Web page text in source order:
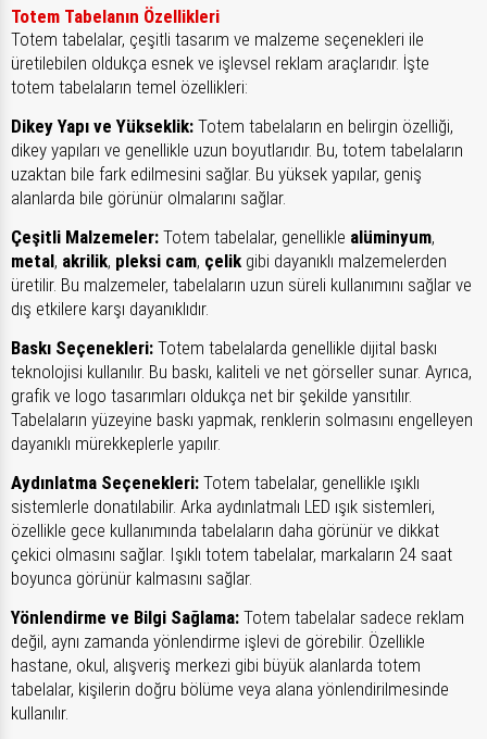
Totem Tabelanın Özellikleri
Totem tabelalar, çeşitli tasarım ve malzeme seçenekleri ile
üretilebilen oldukça esnek ve işlevsel reklam araçlarıdır. İşte
totem tabelaların temel özellikleri:
Dikey Yapı ve Yükseklik: Totem tabelaların en belirgin özelliği,
dikey yapıları ve genellikle uzun boyutlarıdır. Bu, totem tabelaların
uzaktan bile fark edilmesini sağlar. Bu yüksek yapılar, geniş
alanlarda bile görünür olmalarını sağlar.
Çeşitli Malzemeler: Totem tabelalar, genellikle alüminyum,
metal, akrilik, pleksi cam, çelik gibi dayanıklı malzemelerden
üretilir. Bu malzemeler, tabelaların uzun süreli kullanımını sağlar ve
dış etkilere karşı dayanıklıdır.
Baskı Seçenekleri: Totem tabelalarda genellikle dijital baskı
teknolojisi kullanılır. Bu baskı, kaliteli ve net görseller sunar. Ayrıca,
grafik ve logo tasarımları oldukça net bir şekilde yansıtılır.
Tabelaların yüzeyine baskı yapmak, renklerin solmasını engelleyen
dayanıklı mürekkeplerle yapılır.
Aydınlatma Seçenekleri: Totem tabelalar, genellikle ışıklı
sistemlerle donatılabilir. Arka aydınlatmalı LED ışık sistemleri,
özellikle gece kullanımında tabelaların daha görünür ve dikkat
çekici olmasını sağlar. Işıklı totem tabelalar, markaların 24 saat
boyunca görünür kalmasını sağlar.
Yönlendirme ve Bilgi Sağlama: Totem tabelalar sadece reklam
değil, aynı zamanda yönlendirme işlevi de görebilir. Özellikle
hastane, okul, alışveriş merkezi gibi büyük alanlarda totem
tabelalar, kişilerin doğru bölüme veya alana yönlendirilmesinde
kullanılır.